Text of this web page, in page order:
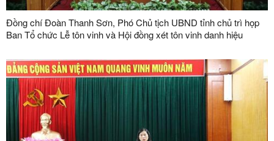
Đồng chí Đoàn Thanh Sơn, Phó Chủ tịch UBND tỉnh chủ trì họp
Ban Tổ chức Lễ tôn vinh và Hội đồng xét tôn vinh danh hiệu
năm 2026